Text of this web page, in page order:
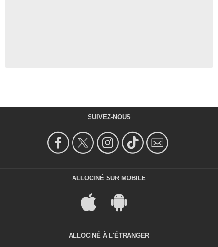
SUIVEZ-NOUS
ALLOCINÉ SUR MOBILE
ALLOCINÉ À L'ÉTRANGER